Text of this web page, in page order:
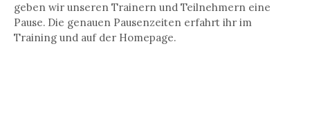
geben wir unseren Trainern und Teilnehmern eine
Pause. Die genauen Pausenzeiten erfahrt ihr im
Training und auf der Homepage.